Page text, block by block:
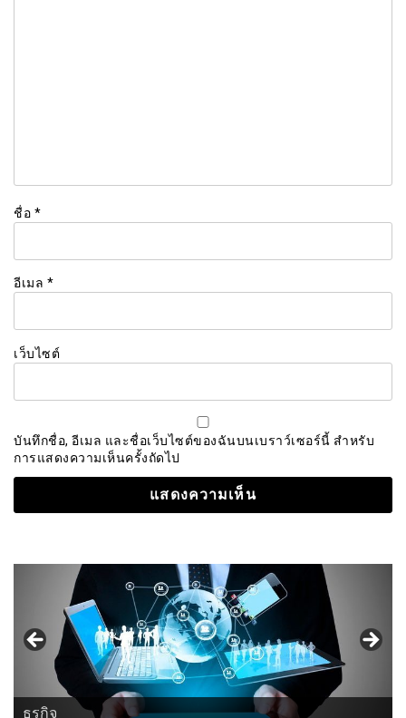
ชื่อ *
อีเมล *
เว็บไซต์
บันทึกชื่อ, อีเมล และชื่อเว็บไซต์ของฉันบนเบราว์เซอร์นี้ สำหรับ
การแสดงความเห็นครั้งถัดไป
ธุรกิจ
ศาสนา